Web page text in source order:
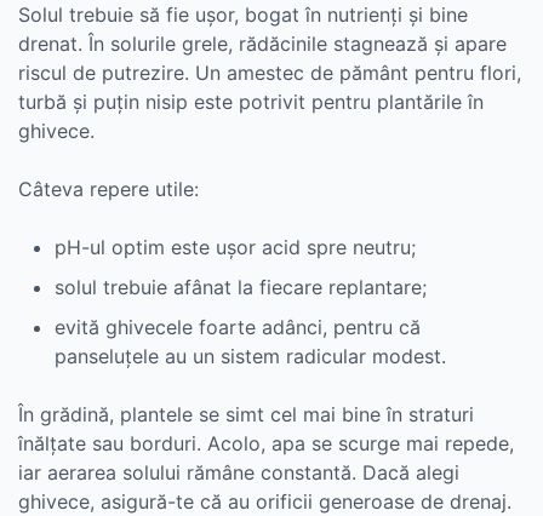
Solul trebuie să fie ușor, bogat în nutrienți și bine
drenat. În solurile grele, rădăcinile stagnează și apare
riscul de putrezire. Un amestec de pământ pentru flori,
turbă și puțin nisip este potrivit pentru plantările în
ghivece.
Câteva repere utile:
pH-ul optim este ușor acid spre neutru;
solul trebuie afânat la fiecare replantare;
evită ghivecele foarte adânci, pentru că
panseluțele au un sistem radicular modest.
În grădină, plantele se simt cel mai bine în straturi
înălțate sau borduri. Acolo, apa se scurge mai repede,
iar aerarea solului rămâne constantă. Dacă alegi
ghivece, asigură-te că au orificii generoase de drenaj.